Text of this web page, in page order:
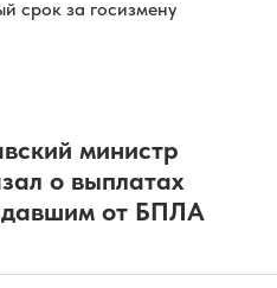
срок за госизмену
министр
о выплатах
от БПЛА